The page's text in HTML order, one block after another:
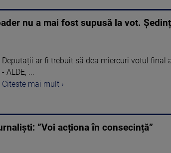
nu a mai fost supusă la vot.
Deputații ar fi trebuit să dea miercuri votul final
- ALDE, ...
Citeste mai mult ›
”Voi acționa în consecință”